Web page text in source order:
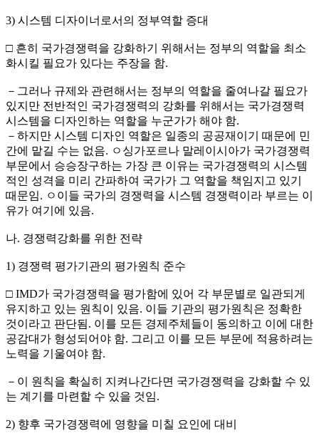
3) 시스템 디자이너로서의 정부역할 증대
□ 흔히 국가경쟁력을 강화하기 위해서는 정부의 역할을 최소
화시킬 필요가 있다는 주장을 함.
－그러나 규제와 관련해서는 정부의 역할을 줄여나갈 필요가
있지만 전반적인 국가경쟁력의 강화를 위해서는 국가경쟁력
시스템을 디자인하는 역할을 누군가가 해야 함.
－하지만 시스템 디자인 역할은 일종의 공공재이기 때문에 민
간에 맡길 수는 없음. ㅇ싱가포르나 말레이시아가 국가경쟁력
부문에서 승승장구하는 가장 큰 이유는 국가경쟁력의 시스템
적인 성격을 미리 간파하여 국가가 그 역할을 책임지고 있기
때문임. ㅇ이들 국가의 경쟁력을 시스템 경쟁력이라 부르는 이
유가 여기에 있음.
나. 경쟁력강화를 위한 전략
1) 경쟁력 평가기관의 평가원칙 준수
□ IMD가 국가경쟁력을 평가함에 있어 각 부문별로 일관되게
유지하고 있는 원칙이 있음. 이들 기관의 평가원칙은 정확한
것이라고 판단됨. 이를 모든 경제주체들이 동의하고 이에 대한
공감대가 형성되어야 함. 그리고 이를 모든 부문에 적용하려는
노력을 기울여야 함.
－이 원칙을 확실히 지켜나간다면 국가경쟁력을 강화할 수 있
는 계기를 마련할 수 있을 것임.
2) 향후 국가경쟁력에 영향을 미칠 요인에 대비